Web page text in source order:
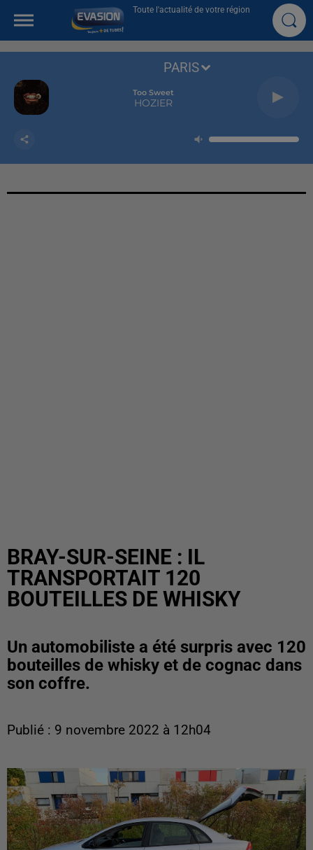
Toute l'actualité de votre région
Too Sweet
HOZIER
PARIS
BRAY-SUR-SEINE : IL
TRANSPORTAIT 120
BOUTEILLES DE WHISKY
Un automobiliste a été surpris avec 120
bouteilles de whisky et de cognac dans
son coffre.
Publié : 9 novembre 2022 à 12h04